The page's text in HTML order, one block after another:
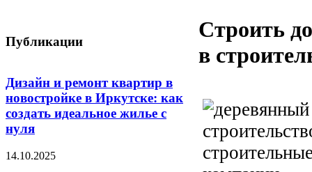
Публикации
Дизайн и ремонт квартир в
новостройке в Иркутске: как
создать идеальное жилье с
нуля
14.10.2025
Строить
в